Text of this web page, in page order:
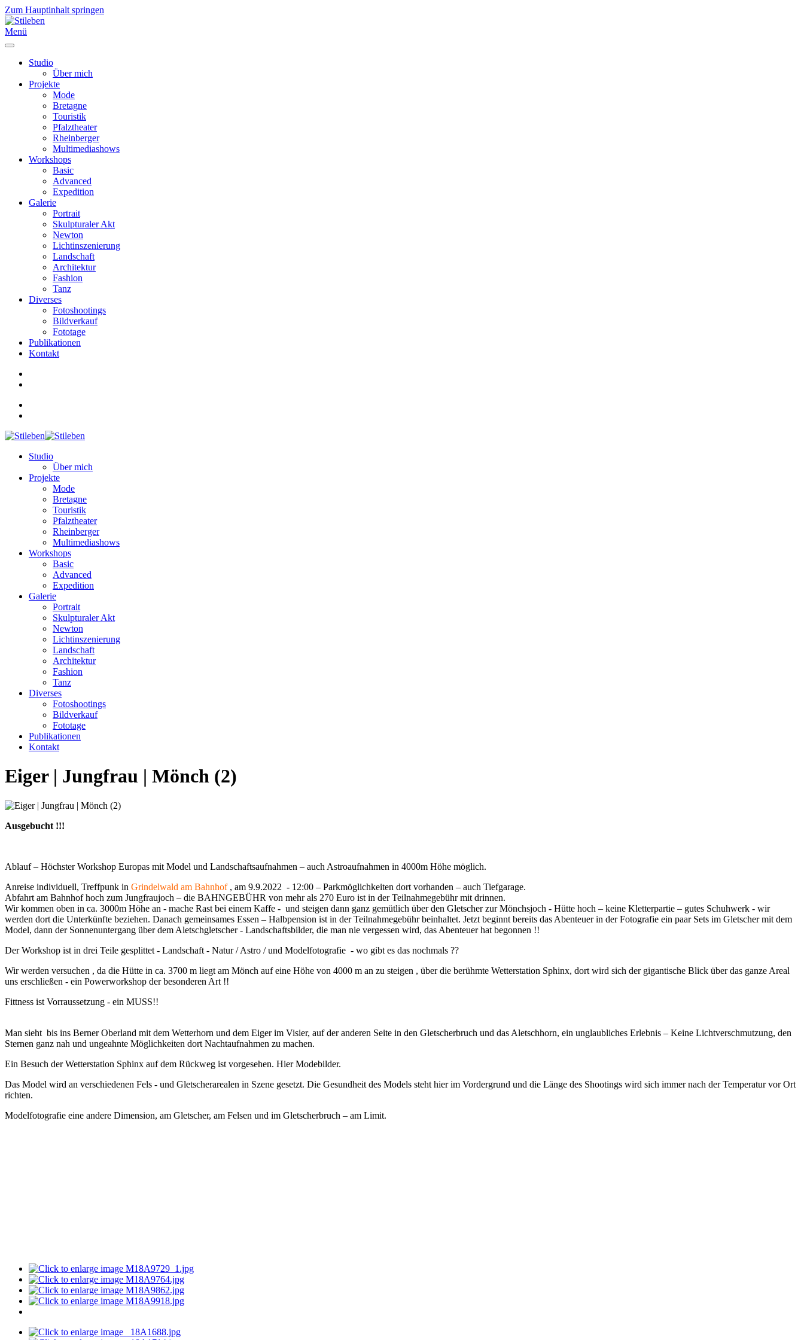
Zum Hauptinhalt springen
Menü
Studio
Über mich
Projekte
Mode
Bretagne
Touristik
Pfalztheater
Rheinberger
Multimediashows
Workshops
Basic
Advanced
Expedition
Galerie
Portrait
Skulpturaler Akt
Newton
Lichtinszenierung
Landschaft
Architektur
Fashion
Tanz
Diverses
Fotoshootings
Bildverkauf
Fototage
Publikationen
Kontakt
Studio
Über mich
Projekte
Mode
Bretagne
Touristik
Pfalztheater
Rheinberger
Multimediashows
Workshops
Basic
Advanced
Expedition
Galerie
Portrait
Skulpturaler Akt
Newton
Lichtinszenierung
Landschaft
Architektur
Fashion
Tanz
Diverses
Fotoshootings
Bildverkauf
Fototage
Publikationen
Kontakt
Eiger | Jungfrau | Mönch (2)
Ausgebucht !!!
Ablauf – Höchster Workshop Europas mit Model und Landschaftsaufnahmen – auch Astroaufnahmen in 4000m Höhe möglich.
Anreise individuell, Treffpunk in Grindelwald am Bahnhof, am 9.9.2022 - 12:00 – Parkmöglichkeiten dort vorhanden – auch Tiefgarage.
Abfahrt am Bahnhof hoch zum Jungfraujoch – die BAHNGEBÜHR von mehr als 270 Euro ist in der Teilnahmegebühr mit drinnen.
Wir kommen oben in ca. 3000m Höhe an - mache Rast bei einem Kaffe - und steigen dann ganz gemütlich über den Gletscher zur Mönchsjoch - Hütte hoch – keine Kletterpartie – gutes Schuhwerk - wir
werden dort die Unterkünfte beziehen. Danach gemeinsames Essen – Halbpension ist in der Teilnahmegebühr beinhaltet. Jetzt beginnt bereits das Abenteuer in der Fotografie ein paar Sets im Gletscher mit dem
Model, dann der Sonnenuntergang über dem Aletschgletscher - Landschaftsbilder, die man nie vergessen wird, das Abenteuer hat begonnen !!
Der Workshop ist in drei Teile gesplittet - Landschaft - Natur / Astro / und Modelfotografie - wo gibt es das nochmals ??
Wir werden versuchen , da die Hütte in ca. 3700 m liegt am Mönch auf eine Höhe von 4000 m an zu steigen , über die berühmte Wetterstation Sphinx, dort wird sich der gigantische Blick über das ganze Areal
uns erschließen - ein Powerworkshop der besonderen Art !!
Fittness ist Vorraussetzung - ein MUSS!!
Man sieht bis ins Berner Oberland mit dem Wetterhorn und dem Eiger im Visier, auf der anderen Seite in den Gletscherbruch und das Aletschhorn, ein unglaubliches Erlebnis – Keine Lichtverschmutzung, den
Sternen ganz nah und ungeahnte Möglichkeiten dort Nachtaufnahmen zu machen.
Ein Besuch der Wetterstation Sphinx auf dem Rückweg ist vorgesehen. Hier Modebilder.
Das Model wird an verschiedenen Fels - und Gletscherarealen in Szene gesetzt. Die Gesundheit des Models steht hier im Vordergrund und die Länge des Shootings wird sich immer nach der Temperatur vor Ort
richten.
Modelfotografie eine andere Dimension, am Gletscher, am Felsen und im Gletscherbruch – am Limit.